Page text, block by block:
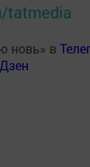
tatmedia
новь» в
Дзен